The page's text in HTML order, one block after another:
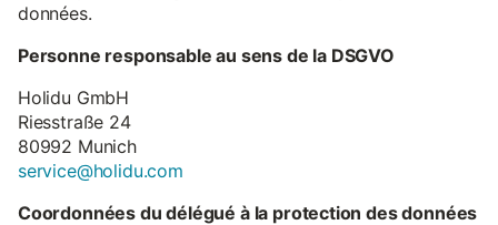
données.
Personne responsable au sens de la DSGVO
Holidu GmbH
Riesstraße 24
80992 Munich
service@holidu.com
Coordonnées du délégué à la protection des données